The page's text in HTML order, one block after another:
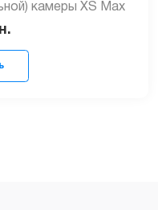
камеры XS Max